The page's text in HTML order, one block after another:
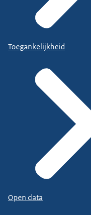
Toegankelijkheid
Open data